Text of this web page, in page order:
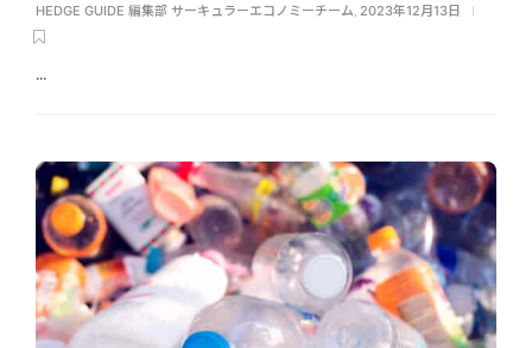
HEDGE GUIDE 編集部 サーキュラーエコノミーチーム 2023年12月13日
...